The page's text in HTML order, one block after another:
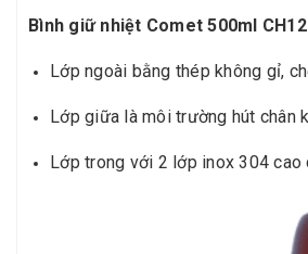
Bình giữ nhiệt Comet 500ml
Lớp ngoài bằng thép không gỉ,
Lớp giữa là môi trường hút chân
Lớp trong với 2 lớp inox 304 cao